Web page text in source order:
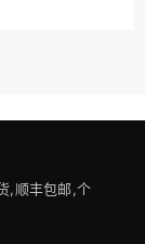
,顺丰包邮,个